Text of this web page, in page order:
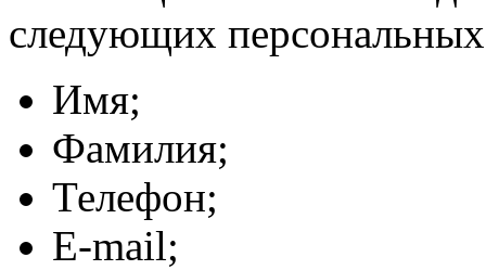
следующих
Имя;
Фамилия;
Телефон;
E-mail;